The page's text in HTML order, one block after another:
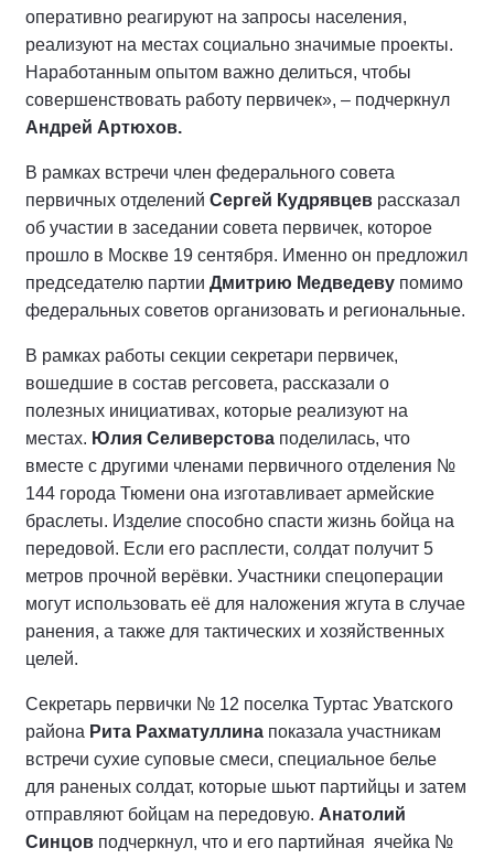
оперативно реагируют на запросы населения,
реализуют на местах социально значимые проекты.
Наработанным опытом важно делиться, чтобы
совершенствовать работу первичек», – подчеркнул
Андрей Артюхов.
В рамках встречи член федерального совета
первичных отделений Сергей Кудрявцев рассказал
об участии в заседании совета первичек, которое
прошло в Москве 19 сентября. Именно он предложил
председателю партии Дмитрию Медведеву помимо
федеральных советов организовать и региональные.
В рамках работы секции секретари первичек,
вошедшие в состав регсовета, рассказали о
полезных инициативах, которые реализуют на
местах. Юлия Селиверстова поделилась, что
вместе с другими членами первичного отделения №
144 города Тюмени она изготавливает армейские
браслеты. Изделие способно спасти жизнь бойца на
передовой. Если его расплести, солдат получит 5
метров прочной верёвки. Участники спецоперации
могут использовать её для наложения жгута в случае
ранения, а также для тактических и хозяйственных
целей.
Секретарь первички № 12 поселка Туртас Уватского
района Рита Рахматуллина показала участникам
встречи сухие суповые смеси, специальное белье
для раненых солдат, которые шьют партийцы и затем
отправляют бойцам на передовую. Анатолий
Синцов подчеркнул, что и его партийная ячейка №